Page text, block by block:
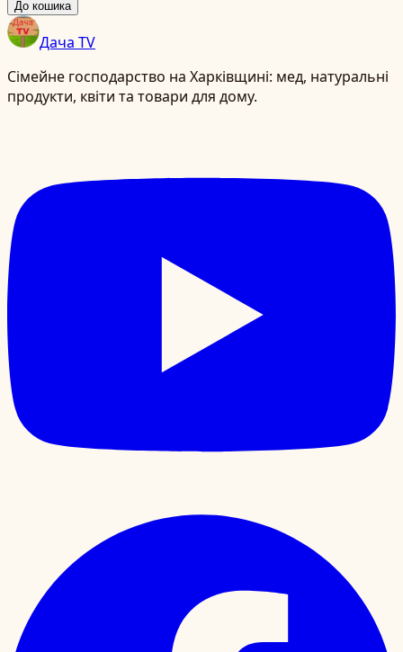
До кошика
Дача TV
Сімейне господарство на Харківщині: мед, натуральні
продукти, квіти та товари для дому.